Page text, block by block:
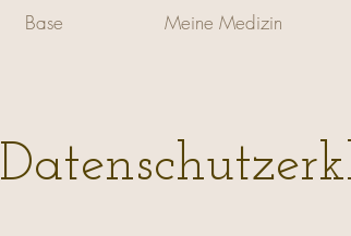
Base Meine Medizin